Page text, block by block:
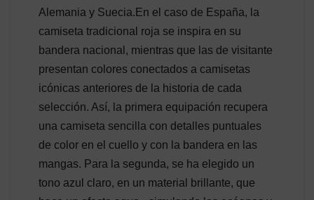
Alemania y Suecia.En el caso de España, la
camiseta tradicional roja se inspira en su
bandera nacional, mientras que las de visitante
presentan colores conectados a camisetas
icónicas anteriores de la historia de cada
selección. Así, la primera equipación recupera
una camiseta sencilla con detalles puntuales
de color en el cuello y con la bandera en las
mangas. Para la segunda, se ha elegido un
tono azul claro, en un material brillante, que